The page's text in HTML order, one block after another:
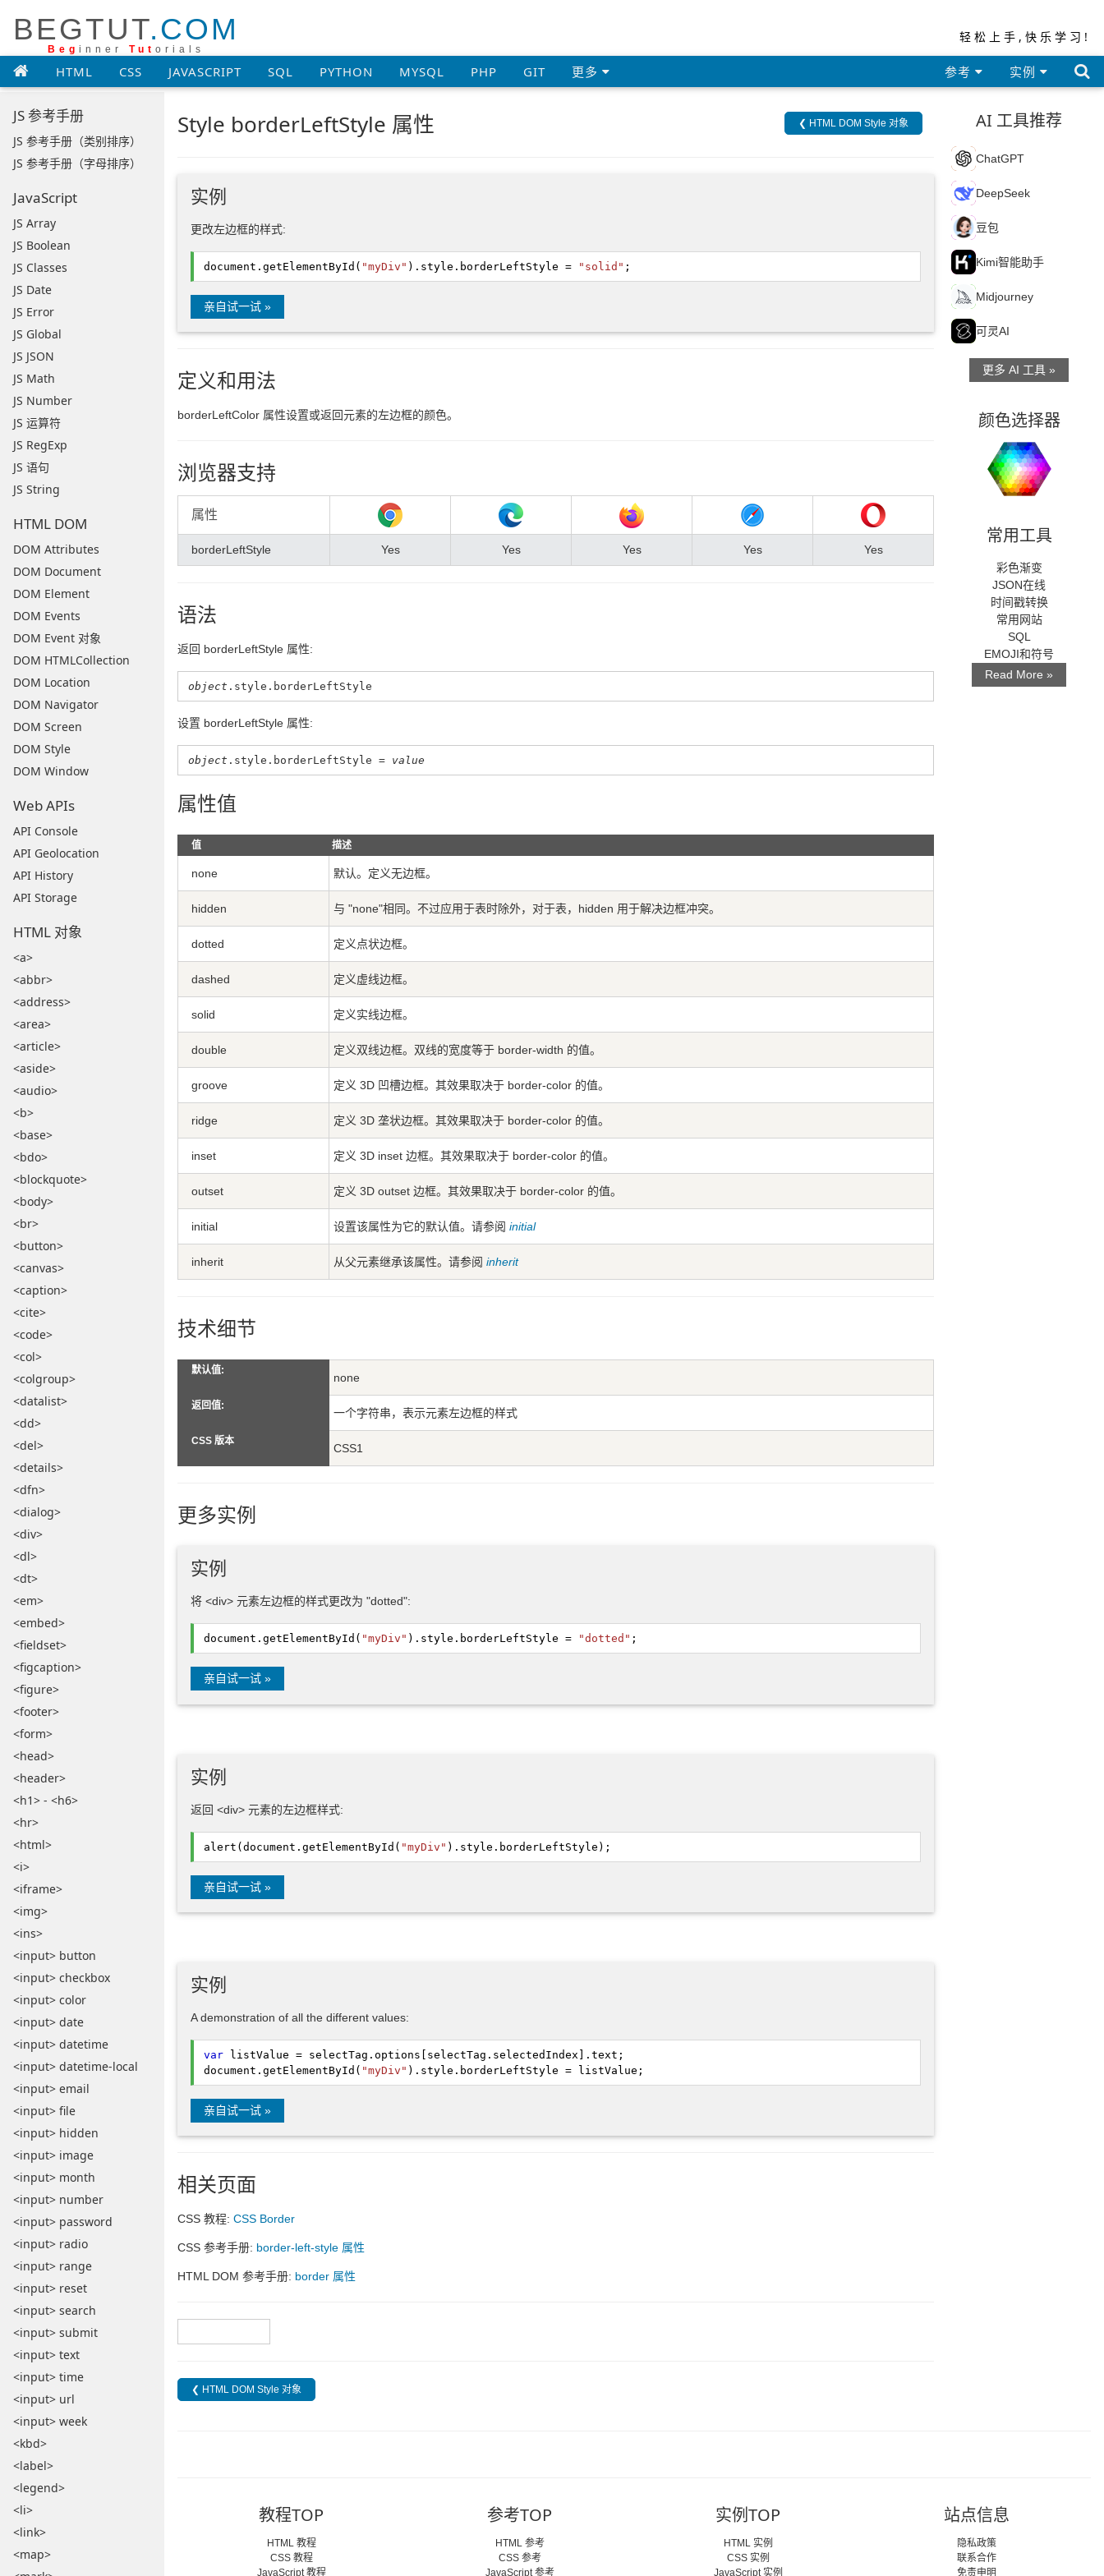
BEGTUT.COM
Beg inner Tut orials
轻松上手,快乐学习!
HTML CSS JAVASCRIPT SQL PYTHON MYSQL PHP GIT 更多 
实例
参考
JS 参考手册
JS 参考手册（类别排序）
JS 参考手册（字母排序）
JavaScript
JS Array
JS Boolean
JS Classes
JS Date
JS Error
JS Global
JS JSON
JS Math
JS Number
JS 运算符
JS RegExp
JS 语句
JS String
HTML DOM
DOM Attributes
DOM Document
DOM Element
DOM Events
DOM Event 对象
DOM HTMLCollection
DOM Location
DOM Navigator
DOM Screen
DOM Style
DOM Window
Web APIs
API Console
API Geolocation
API History
API Storage
HTML 对象
<a>
<abbr>
<address>
<area>
<article>
<aside>
<audio>
<b>
<base>
<bdo>
<blockquote>
<body>
<br>
<button>
<canvas>
<caption>
<cite>
<code>
<col>
<colgroup>
<datalist>
<dd>
<del>
<details>
<dfn>
<dialog>
<div>
<dl>
<dt>
<em>
<embed>
<fieldset>
<figcaption>
<figure>
<footer>
<form>
<head>
<header>
<h1> - <h6>
<hr>
<html>
<i>
<iframe>
<img>
<ins>
<input> button
<input> checkbox
<input> color
<input> date
<input> datetime
<input> datetime-local
<input> email
<input> file
<input> hidden
<input> image
<input> month
<input> number
<input> password
<input> radio
<input> range
<input> reset
<input> search
<input> submit
<input> text
<input> time
<input> url
<input> week
<kbd>
<label>
<legend>
<li>
<link>
<map>
❮ HTML DOM Style 对象
Style borderLeftStyle 属性
实例
更改左边框的样式:
document. getElementById ( "myDiv" ). style . borderLeftStyle = "solid" ;
亲自试一试 »
定义和用法
borderLeftColor 属性设置或返回元素的左边框的颜色。
浏览器支持
属性
borderLeftStyle Yes Yes Yes Yes Yes
语法
返回 borderLeftStyle 属性:
object .style.borderLeftStyle
设置 borderLeftStyle 属性:
object .style.borderLeftStyle = value
属性值
值 描述
none 默认。定义无边框。
hidden 与 "none"相同。不过应用于表时除外，对于表，hidden 用于解决边框冲突。
dotted 定义点状边框。
dashed 定义虚线边框。
solid 定义实线边框。
double 定义双线边框。双线的宽度等于 border-width 的值。
groove 定义 3D 凹槽边框。其效果取决于 border-color 的值。
ridge 定义 3D 垄状边框。其效果取决于 border-color 的值。
inset 定义 3D inset 边框。其效果取决于 border-color 的值。
outset 定义 3D outset 边框。其效果取决于 border-color 的值。
initial 设置该属性为它的默认值。请参阅 initial
inherit 从父元素继承该属性。请参阅 inherit
技术细节
默认值:
none
返回值:
一个字符串，表示元素左边框的样式
CSS 版本
CSS1
更多实例
实例
将 <div> 元素左边框的样式更改为 "dotted":
document. getElementById ( "myDiv" ). style . borderLeftStyle = "dotted" ;
亲自试一试 »
实例
返回 <div> 元素的左边框样式:
alert(document. getElementById ( "myDiv" ). style . borderLeftStyle );
亲自试一试 »
实例
A demonstration of all the different values:
var listValue = selectTag. options [selectTag. selectedIndex ]. text ;
document. getElementById ( "myDiv" ). style . borderLeftStyle = listValue;
亲自试一试 »
相关页面
CSS 教程: CSS Border
CSS 参考手册: border-left-style 属性
HTML DOM 参考手册: border 属性
❮ HTML DOM Style 对象
AI 工具推荐
C ChatGPT
D DeepSeek
豆 豆包
K Kimi智能助手
M Midjourney
可 可灵AI
更多 AI 工具 »
颜色选择器
常用工具
彩色渐变
JSON在线
时间戳转换
常用网站
SQL
EMOJI和符号
Read More »
教程TOP
HTML 教程
CSS 教程
JavaScript 教程
参考TOP
HTML 参考
CSS 参考
JavaScript 参考
实例TOP
HTML 实例
CSS 实例
JavaScript 实例
站点信息
隐私政策
联系合作
免责申明